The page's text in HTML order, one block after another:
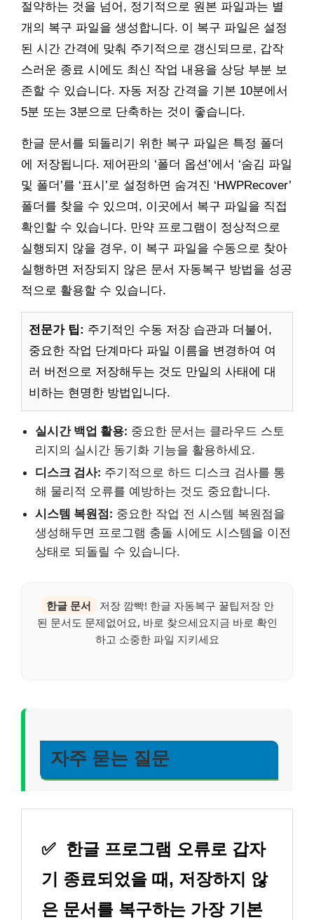
절약하는 것을 넘어, 정기적으로 원본 파일과는 별
개의 복구 파일을 생성합니다. 이 복구 파일은 설정
된 시간 간격에 맞춰 주기적으로 갱신되므로, 갑작
스러운 종료 시에도 최신 작업 내용을 상당 부분 보
존할 수 있습니다. 자동 저장 간격을 기본 10분에서
5분 또는 3분으로 단축하는 것이 좋습니다.
한글 문서를 되돌리기 위한 복구 파일은 특정 폴더
에 저장됩니다. 제어판의 ‘폴더 옵션’에서 ‘숨김 파일
및 폴더’를 ‘표시’로 설정하면 숨겨진 ‘HWPRecover’
폴더를 찾을 수 있으며, 이곳에서 복구 파일을 직접
확인할 수 있습니다. 만약 프로그램이 정상적으로
실행되지 않을 경우, 이 복구 파일을 수동으로 찾아
실행하면 저장되지 않은 문서 자동복구 방법을 성공
적으로 활용할 수 있습니다.
전문가 팁: 주기적인 수동 저장 습관과 더불어,
중요한 작업 단계마다 파일 이름을 변경하여 여
러 버전으로 저장해두는 것도 만일의 사태에 대
비하는 현명한 방법입니다.
실시간 백업 활용: 중요한 문서는 클라우드 스토
리지의 실시간 동기화 기능을 활용하세요.
디스크 검사: 주기적으로 하드 디스크 검사를 통
해 물리적 오류를 예방하는 것도 중요합니다.
시스템 복원점: 중요한 작업 전 시스템 복원점을
생성해두면 프로그램 충돌 시에도 시스템을 이전
상태로 되돌릴 수 있습니다.
한글 문서
저장 깜빡! 한글 자동복구 꿀팁저장 안
된 문서도 문제없어요, 바로 찾으세요지금 바로 확인
하고 소중한 파일 지키세요
자주 묻는 질문
✅
한글 프로그램 오류로 갑자
기 종료되었을 때, 저장하지 않
은 문서를 복구하는 가장 기본